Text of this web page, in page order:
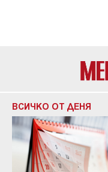
ВСИЧКО ОТ ДЕНЯ